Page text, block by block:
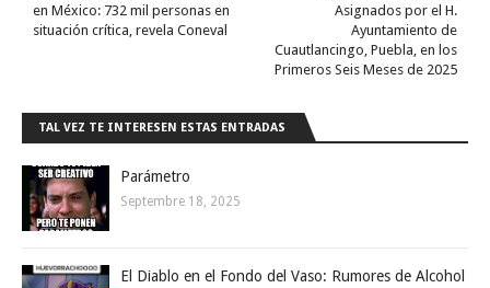
Asignados por el H.
Ayuntamiento de
Cuautlancingo, Puebla, en los
Primeros Seis Meses de 2025
en México: 732 mil personas en
situación crítica, revela Coneval
TAL VEZ TE INTERESEN ESTAS ENTRADAS
Parámetro
Septembre 18, 2025
El Diablo en el Fondo del Vaso: Rumores de Alcohol